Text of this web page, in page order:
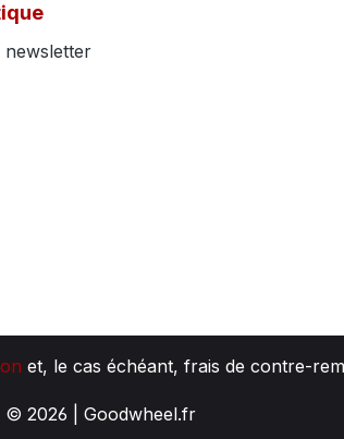
newsletter
et, le cas échéant, frais de contre-
© 2026 | Goodwheel.fr